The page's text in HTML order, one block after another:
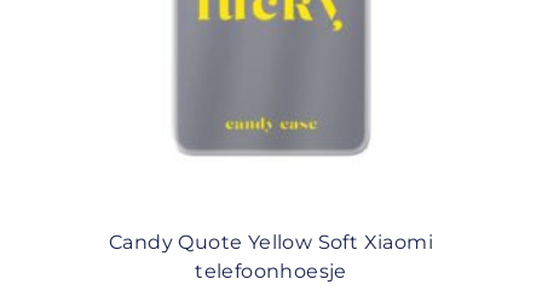
Candy Quote Yellow Soft Xiaomi
telefoonhoesje